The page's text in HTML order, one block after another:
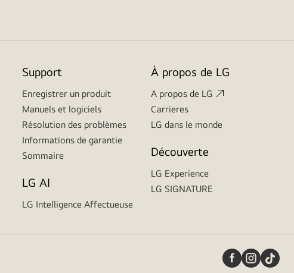
Support
Enregistrer un produit
Manuels et logiciels
Résolution des problèmes
Informations de garantie
Sommaire
LG AI
LG Intelligence Affectueuse
À propos de LG
A propos de LG
Carrieres
LG dans le monde
Découverte
LG Experience
LG SIGNATURE